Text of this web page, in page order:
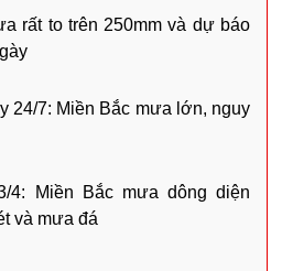
rất to trên 250mm và dự báo
24/7: Miền Bắc mưa lớn, nguy
4: Miền Bắc mưa dông diện
và mưa đá